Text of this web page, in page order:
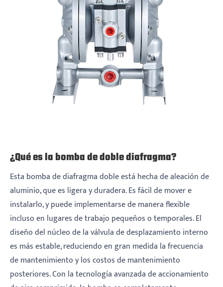
¿Qué es la bomba de doble diafragma?
Esta bomba de diafragma doble está hecha de aleación de
aluminio, que es ligera y duradera. Es fácil de mover e
instalarlo, y puede implementarse de manera flexible
incluso en lugares de trabajo pequeños o temporales. El
diseño del núcleo de la válvula de desplazamiento interno
es más estable, reduciendo en gran medida la frecuencia
de mantenimiento y los costos de mantenimiento
posteriores. Con la tecnología avanzada de accionamiento